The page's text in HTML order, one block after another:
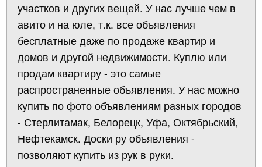
участков и других вещей. У нас лучше чем в
авито и на юле, т.к. все объявления
бесплатные даже по продаже квартир и
домов и другой недвижимости. Куплю или
продам квартиру - это самые
распространенные объявления. У нас можно
купить по фото объявлениям разных городов
- Стерлитамак, Белорецк, Уфа, Октябрьский,
Нефтекамск. Доски ру объявления -
позволяют купить из рук в руки.